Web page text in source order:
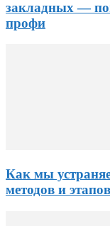
закладных —
профи
Как мы
методов и этапов